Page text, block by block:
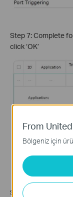
Step 7: Complete
click ‘OK’
Step 8: Verify the
From
Bölgeniz için